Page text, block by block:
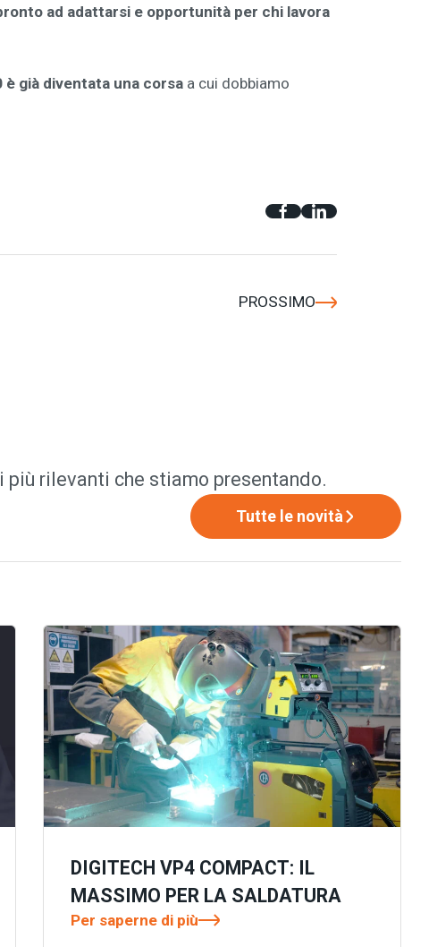
ad adattarsi e opportunità per chi lavora
è già diventata una corsa a cui dobbiamo
PROSSIMO
rilevanti che stiamo presentando.
Tutte le novità
DIGITECH VP4 COMPACT: IL
MASSIMO PER LA SALDATURA
Per saperne di più